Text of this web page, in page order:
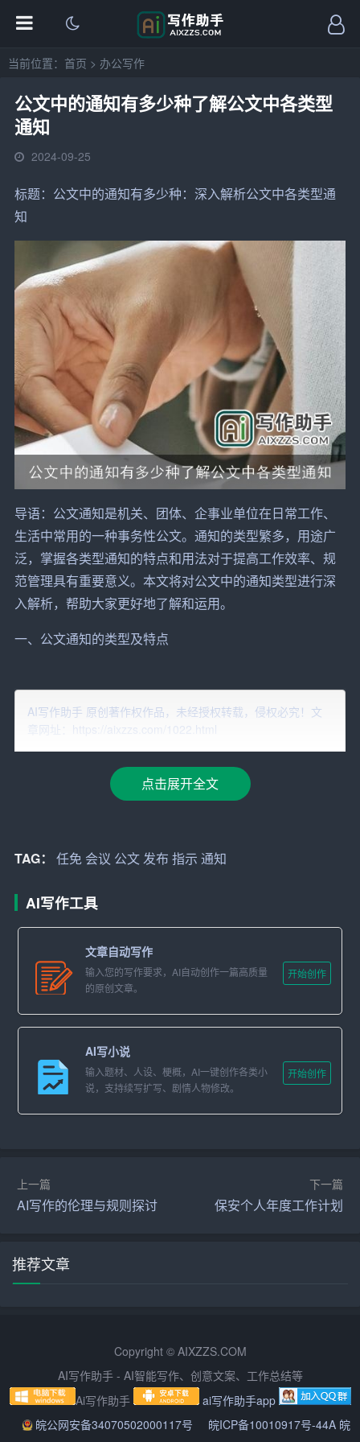
当前位置： 首页 > 办公写作
公文中的通知有多少种了解公文中各类型
通知
2024-09-25
标题： 公文中的通知有多少种：深入解析公文中各类型通
知
导语：公文通知是机关、团体、企事业单位在日常工作、
生活中常用的一种事务性公文。通知的类型繁多，用途广
泛，掌握各类型通知的特点和用法对于提高工作效率、规
范管理具有重要意义。本文将对公文中的通知类型进行深
入解析，帮助大家更好地了解和运用。
一、公文通知的类型及特点
级机关和不相隶属机关的公文。发布性通知的特点是内容
重要、涉及面广，对机关工作具有指导性和约束力。
2.指示性通知：用于向下级机关指示、部署工作任务，阐
述工作原则和方法。指示性通知的特点是具有明确的指导
性和针对性，有助于统一思想和行动。
性通知的特点是内容简练、格式规范，强调职务变动的信
4.
会议 通知：用于通知召开会议的时间、地点、议题、参
确保会议的顺利进行。
5. 事务性通知：用于处理日常工作中的一般性事务，如通
知报销、出差、休假等。事务性通知的特点是内容单一、
格式灵活，注重实际操作。
二、各类型通知的写作要点
1. 发布性通知：在标题中注明“发布”字样，正文中阐述发布
2. 指示性通知：标题中注明“指示”字样，正文中明确指示内
容，阐述工作任务、原则、方法和要求，结尾部分提出执
3. 任免性通知：标题中注明“任免”字样，正文中列出任免人
4. 会议通知：标题中注明“会议”字样，正文中写明会议名
称、时间、地点、参会人员、议程等内容，结尾部分强调
会议重要性，如“请务必准时参加”等。
5. 事务性通知：标题中注明事务性质，如“报销”、“出差”等
AI写作助手 原创著作权作品，未经授权转载，侵权必究！文
章网址：https://aixzzs.com/1022.html
点击展开全文
TAG： 任免 会议 公文发布 指示 通知
AI写作工具
文章自动写作
输入您的写作要求，AI自动创作一篇高质量
的原创文章。
开始创作
AI写小说
输入题材、人设、梗概，AI一键创作各类小
说，支持续写扩写、剧情人物修改。
开始创作
上一篇
AI写作的伦理与规则探讨
下一篇
保安个人年度工作计划
推荐文章
Copyright © AIXZZS.COM
AI写作助手 - AI智能写作、创意文案、工作总结等
Ai写作助手
ai写作助手app
皖公网安备34070502000117号
皖ICP备10010917号-44A 皖